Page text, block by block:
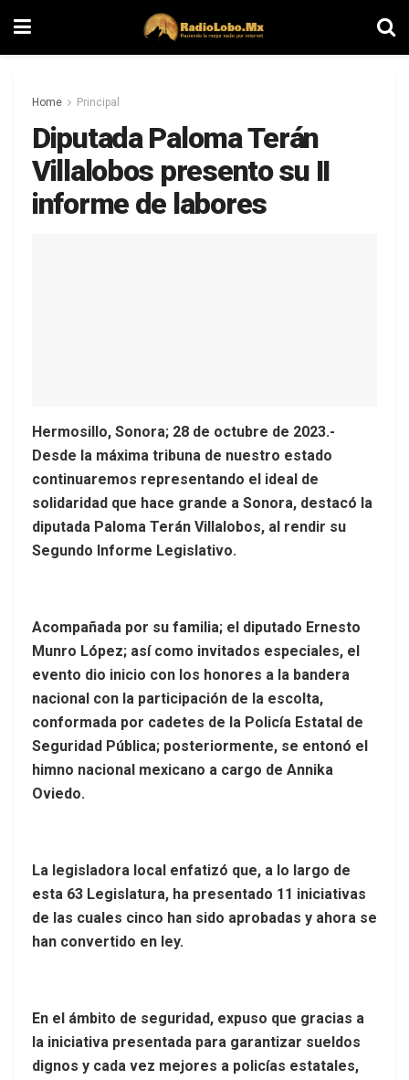
Home Principal
Diputada Paloma Terán
Villalobos presento su II
informe de labores
Hermosillo, Sonora; 28 de octubre de 2023.-
Desde la máxima tribuna de nuestro estado
continuaremos representando el ideal de
solidaridad que hace grande a Sonora, destacó la
diputada Paloma Terán Villalobos, al rendir su
Segundo Informe Legislativo.
Acompañada por su familia; el diputado Ernesto
Munro López; así como invitados especiales, el
evento dio inicio con los honores a la bandera
nacional con la participación de la escolta,
conformada por cadetes de la Policía Estatal de
Seguridad Pública; posteriormente, se entonó el
himno nacional mexicano a cargo de Annika
Oviedo.
La legisladora local enfatizó que, a lo largo de
esta 63 Legislatura, ha presentado 11 iniciativas
de las cuales cinco han sido aprobadas y ahora se
han convertido en ley.
En el ámbito de seguridad, expuso que gracias a
la iniciativa presentada para garantizar sueldos
dignos y cada vez mejores a policías estatales,